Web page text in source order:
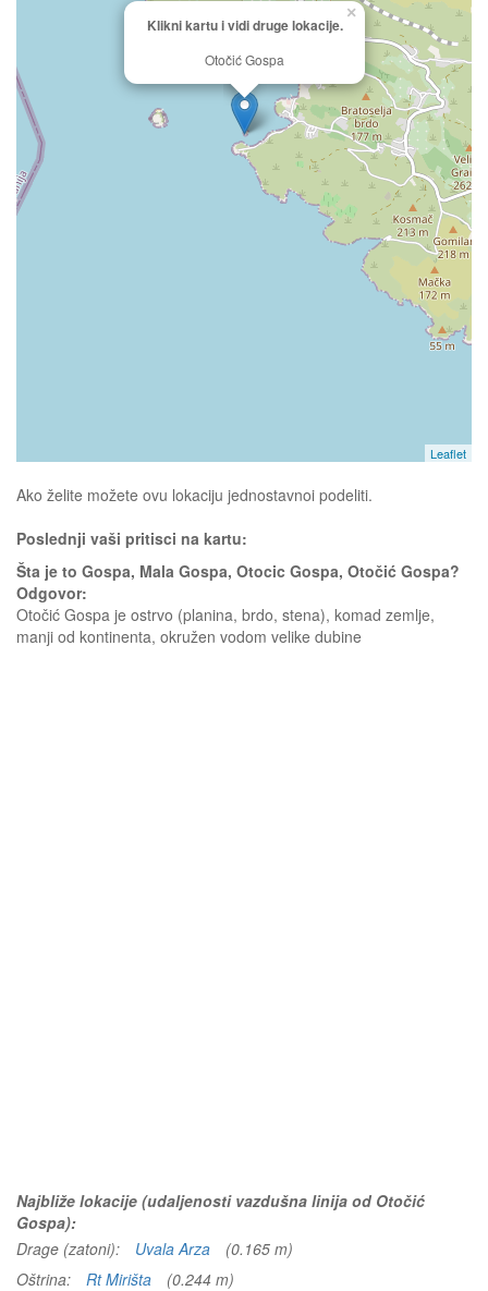
Klikni kartu i vidi druge lokacije.
Otočić Gospa
×
Leaflet
Ako želite možete ovu lokaciju jednostavnoi podeliti.
Poslednji vaši pritisci na kartu:
Šta je to Gospa, Mala Gospa, Otocic Gospa, Otočić Gospa?
Odgovor:
Otočić Gospa je ostrvo (planina, brdo, stena), komad zemlje,
manji od kontinenta, okružen vodom velike dubine
Najbliže lokacije (udaljenosti vazdušna linija od Otočić
Gospa):
Drage (zatoni):
Uvala Arza
(0.165 m)
Oštrina:
Rt Mirišta
(0.244 m)